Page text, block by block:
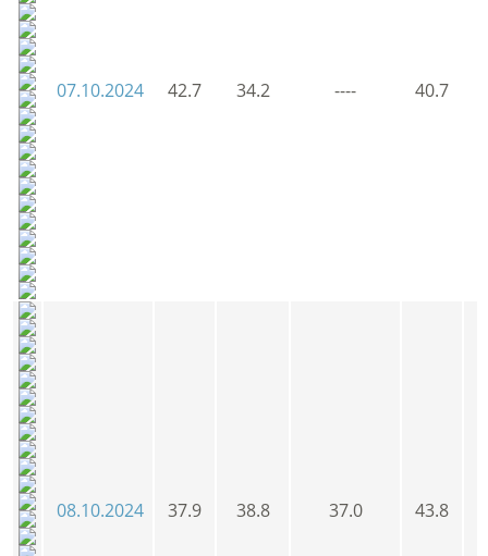
07.10.2024 42.7 34.2 ---- 40.7
08.10.2024 37.9 38.8 37.0 43.8